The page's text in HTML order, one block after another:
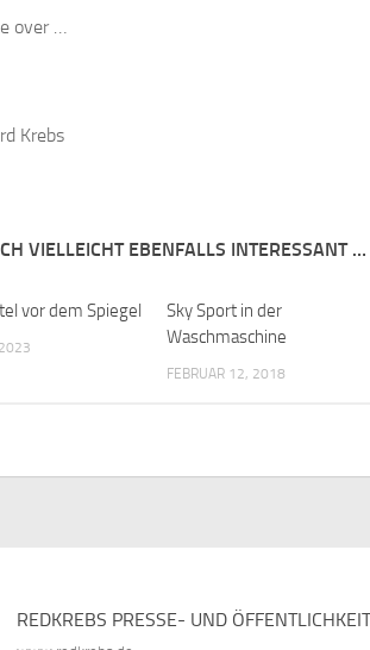
over …
Krebs
VIELLEICHT EBENFALLS INTERESSANT …
vor dem Spiegel
Sky Sport in der
Waschmaschine
FEBRUAR 12, 2018
REDKREBS PRESSE- UND